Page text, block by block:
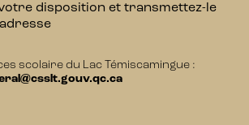
disposition et transmettez-le
scolaire du Lac Témiscamingue :